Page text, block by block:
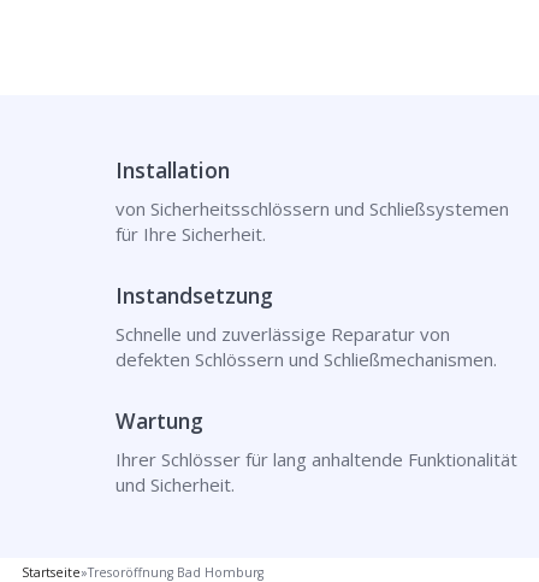
Installation
von Sicherheitsschlössern und Schließsystemen
für Ihre Sicherheit.
Instandsetzung
Schnelle und zuverlässige Reparatur von
defekten Schlössern und Schließmechanismen.
Wartung
Ihrer Schlösser für lang anhaltende Funktionalität
und Sicherheit.
Startseite»Tresoröffnung Bad Homburg